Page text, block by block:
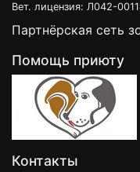
Вет. лицензия: Л042-
Партнёрская сеть
Помощь приюту
Контакты